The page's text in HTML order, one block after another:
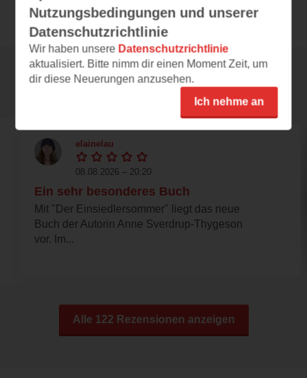
Rezensionen
elainelau
08.08.2026 – 20:20
Ein sehr besonderes Buch
Mit "Der Einsiedlersommer" liegt das neue
Buch der Autorin Anne Sverdrup-Thygeson
vor. Im...
Alle 122 Rezensionen anzeigen
Nutzungsbedingungen und unserer
Datenschutzrichtlinie
Wir haben unsere Datenschutzrichtlinie
aktualisiert. Bitte nimm dir einen Moment Zeit, um
dir diese Neuerungen anzusehen.
Ich nehme an